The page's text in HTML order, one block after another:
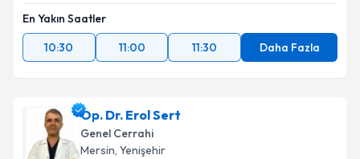
En Yakın Saatler
10:30
11:00 11:30 Daha Fazla
Op. Dr. Erol Sert
Genel Cerrahi
Mersin, Yenişehir